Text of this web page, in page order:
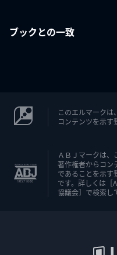
ブックとの一致
このエルマークは
コンテンツを示す
ＡＢＪマークは、
著作権者からコン
であることを示す
です。詳しくは［
協議会］で検索し